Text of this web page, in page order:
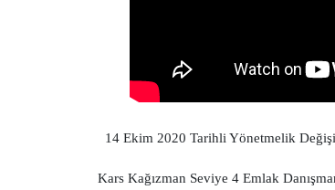
14 Ekim 2020 Tarihli Yönetmelik
Kars Kağızman Seviye 4 Emlak